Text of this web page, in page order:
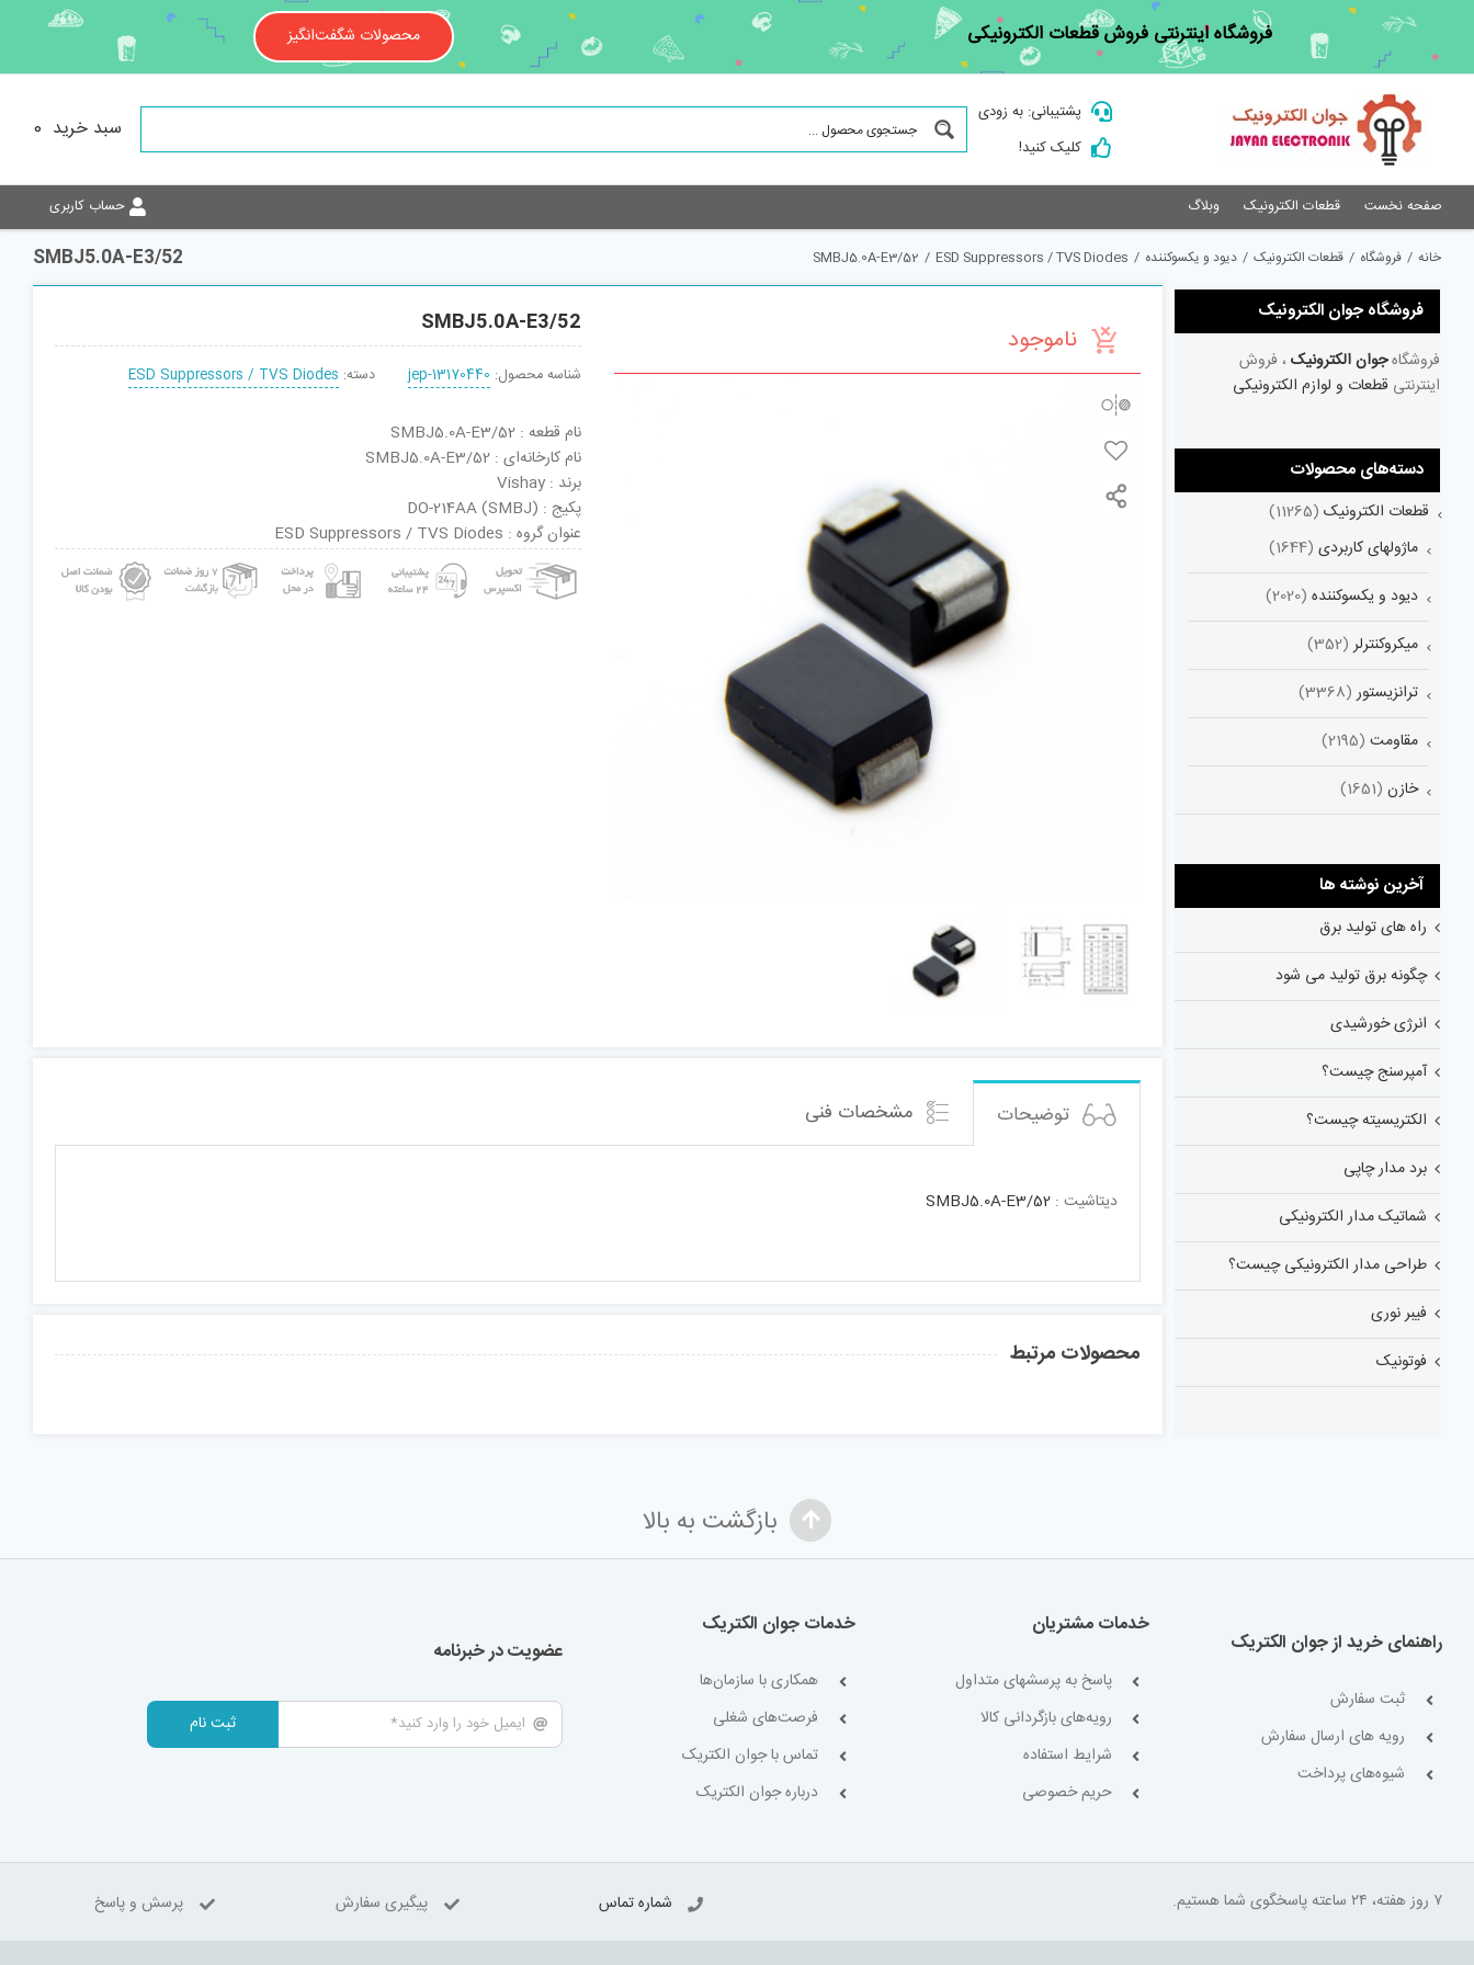
content
فروشگاه اینترنتی فروش قطعات الکترونیکی محصولات شگفت‌انگیز
پشتیبانی: به زودی
کلیک کنید!
سبد خرید 0
صفحه نخست قطعات الکترونیک وبلاگ حساب کاربری
SMBJ5.0A-E3/52 خانه / فروشگاه / قطعات الکترونیک / دیود و یکسوکننده /
ESD Suppressors / TVS Diodes
/
SMBJ5.0A-E3/52
ناموجود SMBJ5.0A-E3/52
شناسه محصول: jep-13170440 دسته: ESD Suppressors / TVS Diodes
نام قطعه : SMBJ5.0A-E3/52
نام کارخانه‌ای : SMBJ5.0A-E3/52
برند : Vishay
پکیج : DO-214AA (SMBJ)
عنوان گروه : ESD Suppressors / TVS Diodes
توضیحات مشخصات فنی
دیتاشیت : SMBJ5.0A-E3/52
محصولات مرتبط
فروشگاه جوان الکترونیک
فروشگاهجوان الکترونیک ، فروش
اینترنتی قطعات و لوازم الکترونیکی
دسته‌های محصولات
قطعات الکترونیک (11265)
ماژولهای کاربردی (1644)
دیود و یکسوکننده (2020)
میکروکنترلر (352)
ترانزیستور (3368)
مقاومت (2195)
خازن (1651)
آخرین نوشته ها
راه های تولید برق
چگونه برق تولید می شود
انرژی خورشیدی
آمپرسنج چیست؟
الکتریسیته چیست؟
برد مدار چاپی
شماتیک مدار الکترونیکی
طراحی مدار الکترونیکی چیست؟
فیبر نوری
فوتونیک
بازگشت به بالا
راهنمای خرید از جوان الکتریک
ثبت سفارش
رویه های ارسال سفارش
شیوه‌های پرداخت
خدمات مشتریان
پاسخ به پرسشهای متداول
رویه‌های بازگردانی کالا
شرایط استفاده
حریم خصوصی
خدمات جوان الکتریک
همکاری با سازمان‌ها
فرصت‌های شغلی
تماس با جوان الکتریک
درباره جوان الکتریک
عضویت در خبرنامه
ثبت نام
۷ روز هفته، ۲۴ ساعته پاسخگوی شما هستیم. شماره تماس پیگیری سفارش پرسش و پاسخ